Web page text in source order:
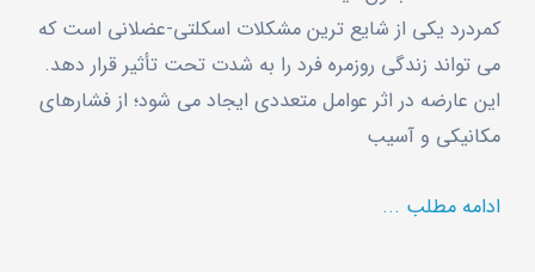
کمردرد یکی از شایع ‌ترین مشکلات اسکلتی-عضلانی است که
می ‌تواند زندگی روزمره فرد را به ‌شدت تحت تأثیر قرار دهد.
این عارضه در اثر عوامل متعددی ایجاد می ‌شود؛ از فشارهای
مکانیکی و آسیب
ادامه مطلب ...